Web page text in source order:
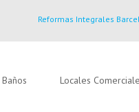
Reformas Integrales
Baños Locales